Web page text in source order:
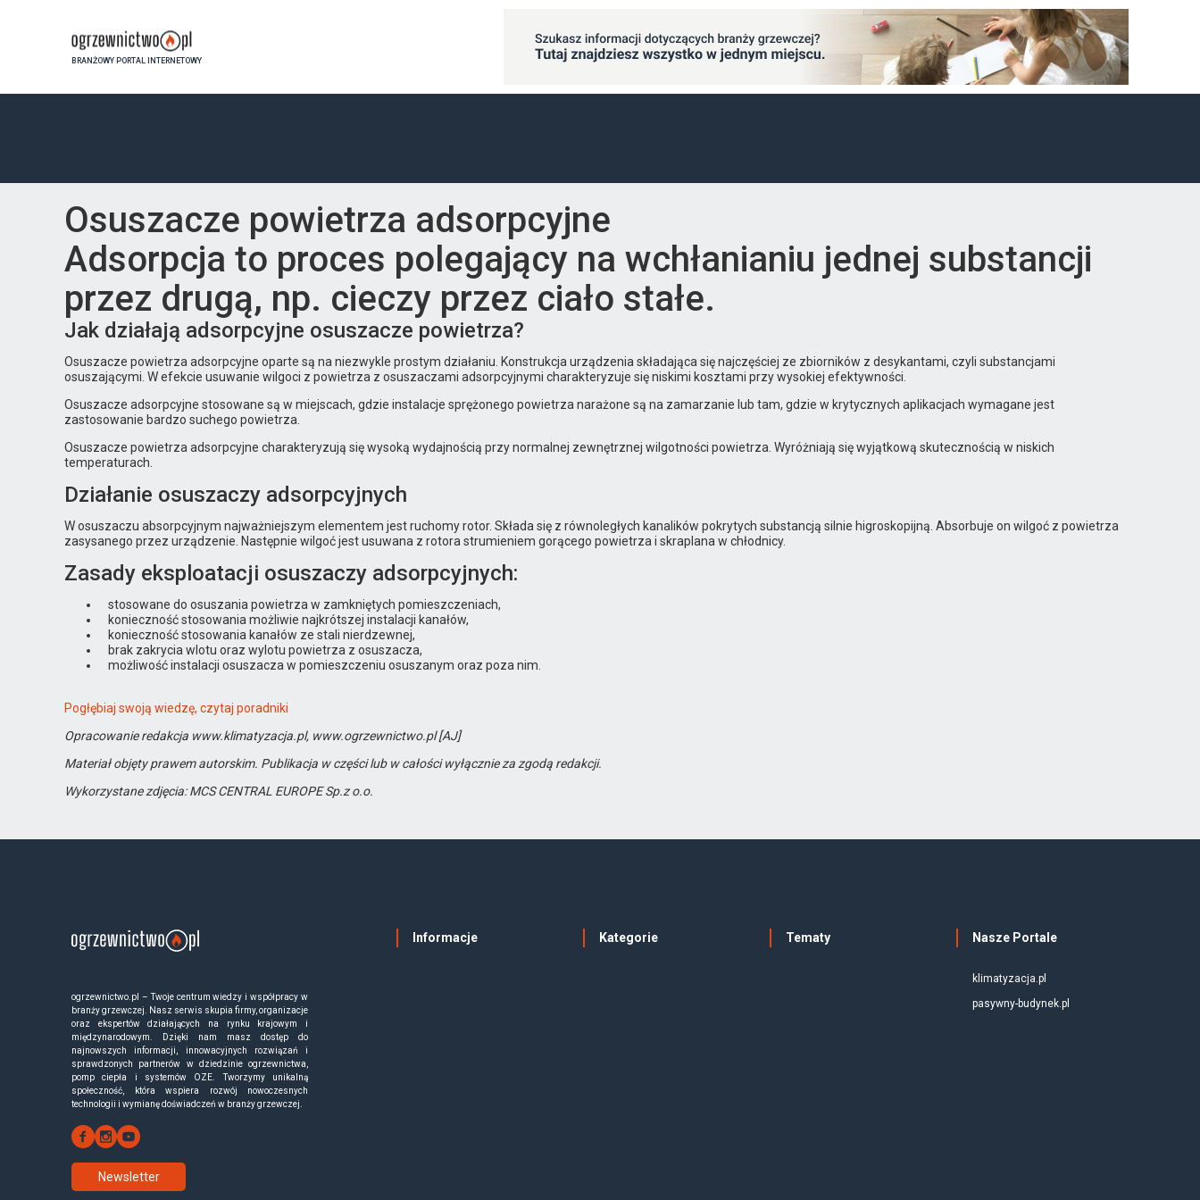
BRANŻOWY PORTAL INTERNETOWY
Osuszacze powietrza adsorpcyjne
Adsorpcja to proces polegający na wchłanianiu jednej substancji
przez drugą, np. cieczy przez ciało stałe.
Jak działają adsorpcyjne osuszacze powietrza?
Osuszacze powietrza adsorpcyjne oparte są na niezwykle prostym działaniu. Konstrukcja urządzenia składająca się najczęściej ze zbiorników z desykantami, czyli substancjami
osuszającymi. W efekcie usuwanie wilgoci z powietrza z osuszaczami adsorpcyjnymi charakteryzuje się niskimi kosztami przy wysokiej efektywności.
Osuszacze adsorpcyjne stosowane są w miejscach, gdzie instalacje sprężonego powietrza narażone są na zamarzanie lub tam, gdzie w krytycznych aplikacjach wymagane jest
zastosowanie bardzo suchego powietrza.
Osuszacze powietrza adsorpcyjne charakteryzują się wysoką wydajnością przy normalnej zewnętrznej wilgotności powietrza. Wyróżniają się wyjątkową skutecznością w niskich
temperaturach.
Działanie osuszaczy adsorpcyjnych
W osuszaczu absorpcyjnym najważniejszym elementem jest ruchomy rotor. Składa się z równoległych kanalików pokrytych substancją silnie higroskopijną. Absorbuje on wilgoć z powietrza
zasysanego przez urządzenie. Następnie wilgoć jest usuwana z rotora strumieniem gorącego powietrza i skraplana w chłodnicy.
Zasady eksploatacji osuszaczy adsorpcyjnych:
stosowane do osuszania powietrza w zamkniętych pomieszczeniach,
konieczność stosowania możliwie najkrótszej instalacji kanałów,
konieczność stosowania kanałów ze stali nierdzewnej,
brak zakrycia wlotu oraz wylotu powietrza z osuszacza,
możliwość instalacji osuszacza w pomieszczeniu osuszanym oraz poza nim.
Pogłębiaj swoją wiedzę, czytaj poradniki
Opracowanie redakcja www.klimatyzacja.pl, www.ogrzewnictwo.pl [AJ]
Materiał objęty prawem autorskim. Publikacja w części lub w całości wyłącznie za zgodą redakcji.
Wykorzystane zdjęcia: MCS CENTRAL EUROPE Sp.z o.o.
ogrzewnictwo.pl – Twoje centrum wiedzy i współpracy w
branży grzewczej. Nasz serwis skupia firmy, organizacje
oraz ekspertów działających na rynku krajowym i
międzynarodowym. Dzięki nam masz dostęp do
najnowszych informacji, innowacyjnych rozwiązań i
sprawdzonych partnerów w dziedzinie ogrzewnictwa,
pomp ciepła i systemów OZE. Tworzymy unikalną
społeczność, która wspiera rozwój nowoczesnych
technologii i wymianę doświadczeń w branży grzewczej.
Newsletter
Informacje Kategorie Tematy Nasze Portale
klimatyzacja.pl
pasywny-budynek.pl